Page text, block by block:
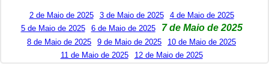
2 de Maio de 2025 3 de Maio de 2025
4 de Maio de 2025
5 de Maio de 2025
6 de Maio de 2025 7 de Maio de 2025
8 de Maio de 2025 9 de Maio de 2025
10 de Maio de 2025
11 de Maio de 2025
12 de Maio de 2025